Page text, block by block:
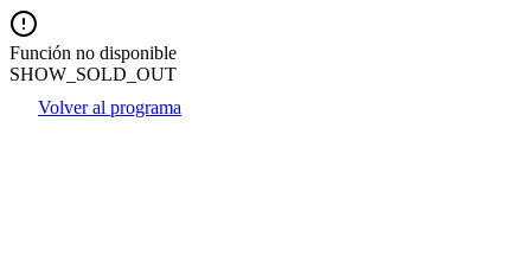
Función no disponible
SHOW_SOLD_OUT
Volver al programa